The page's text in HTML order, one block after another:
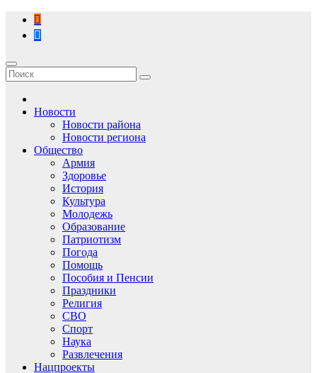
Перейти
содержимому
Новости
Новости района
Новости региона
Общество
Армия
Здоровье
История
Культура
Молодежь
Образование
Патриотизм
Погода
Помощь
Пособия и Пенсии
Праздники
Религия
СВО
Спорт
Наука
Развлечения
Нацпроекты